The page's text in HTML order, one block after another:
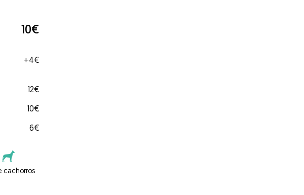
10€
+4€
12€
10€
6€
cachorros